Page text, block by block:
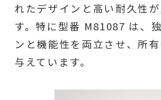
れたデザインと高い耐久性
す。特に型番 M81087 は、
ンと機能性を両立させ、所
与えています。